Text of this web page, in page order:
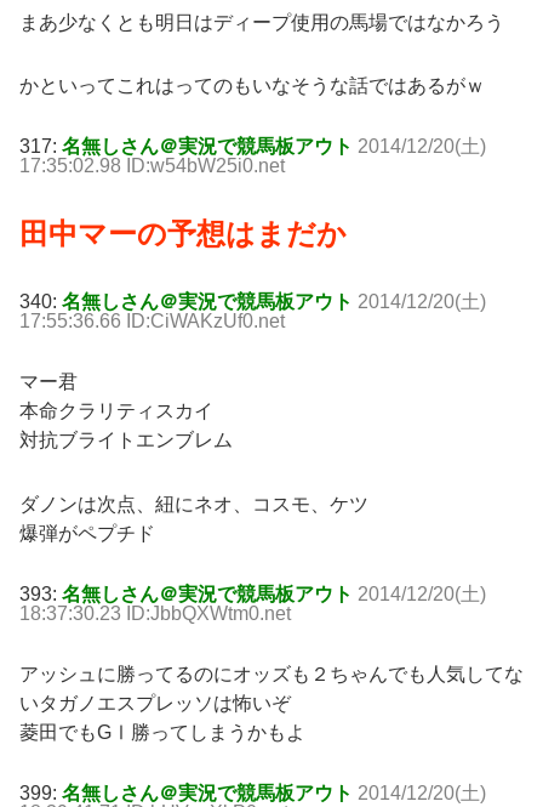
まあ少なくとも明日はディープ使用の馬場ではなかろう
かといってこれはってのもいなそうな話ではあるがｗ
317: 名無しさん＠実況で競馬板アウト 2014/12/20(土)
17:35:02.98 ID:w54bW25i0.net
田中マーの予想はまだか
340: 名無しさん＠実況で競馬板アウト 2014/12/20(土)
17:55:36.66 ID:CiWAKzUf0.net
マー君
本命クラリティスカイ
対抗ブライトエンブレム
ダノンは次点、紐にネオ、コスモ、ケツ
爆弾がペプチド
393: 名無しさん＠実況で競馬板アウト 2014/12/20(土)
18:37:30.23 ID:JbbQXWtm0.net
アッシュに勝ってるのにオッズも２ちゃんでも人気してな
いタガノエスプレッソは怖いぞ
菱田でもGⅠ勝ってしまうかもよ
399: 名無しさん＠実況で競馬板アウト 2014/12/20(土)